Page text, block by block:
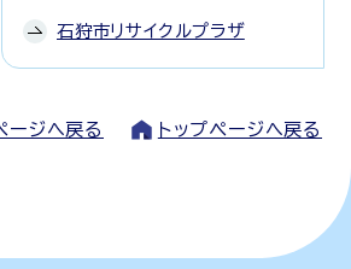
石狩市リサイクルプラザ
ージへ戻る トップページへ戻る